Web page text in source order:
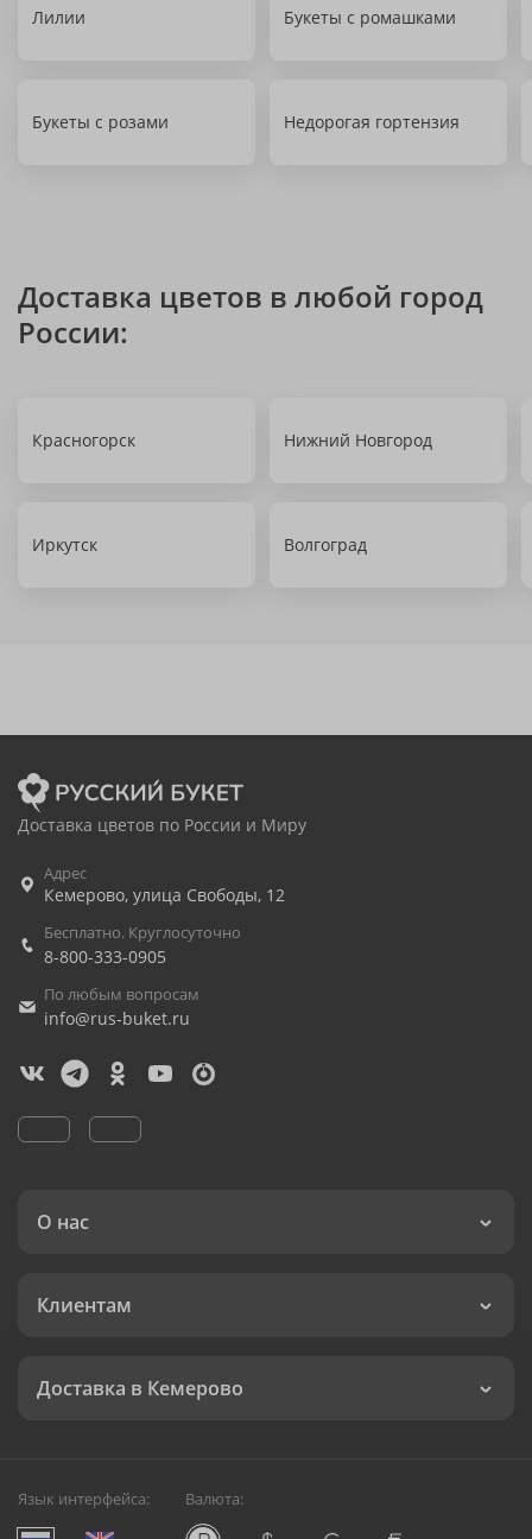
Лилии Букеты с ромашками
Букеты с розами Недорогая гортензия
Доставка цветов в любой город
России:
Красногорск Нижний Новгород
Иркутск Волгоград
Доставка цветов по России и Миру
Адрес
Кемерово, улица Свободы, 12
Бесплатно. Круглосуточно
8-800-333-0905
По любым вопросам
info@rus-buket.ru
О нас
Клиентам
Доставка в Кемерово
Язык интерфейса: Валюта: